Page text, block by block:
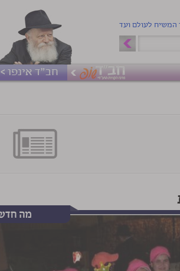
המשיח לעולם ועד
חב"ד אינפו >